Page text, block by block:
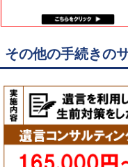
その他の手続きの